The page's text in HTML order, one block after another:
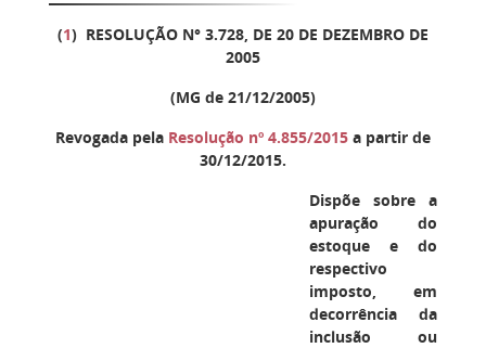
(1) RESOLUÇÃO N° 3.728, DE 20 DE DEZEMBRO DE
2005
(MG de 21/12/2005)
Revogada pela Resolução nº 4.855/2015 a partir de
30/12/2015.
Dispõe sobre a
apuração do
estoque e do
respectivo
imposto, em
decorrência da
inclusão ou